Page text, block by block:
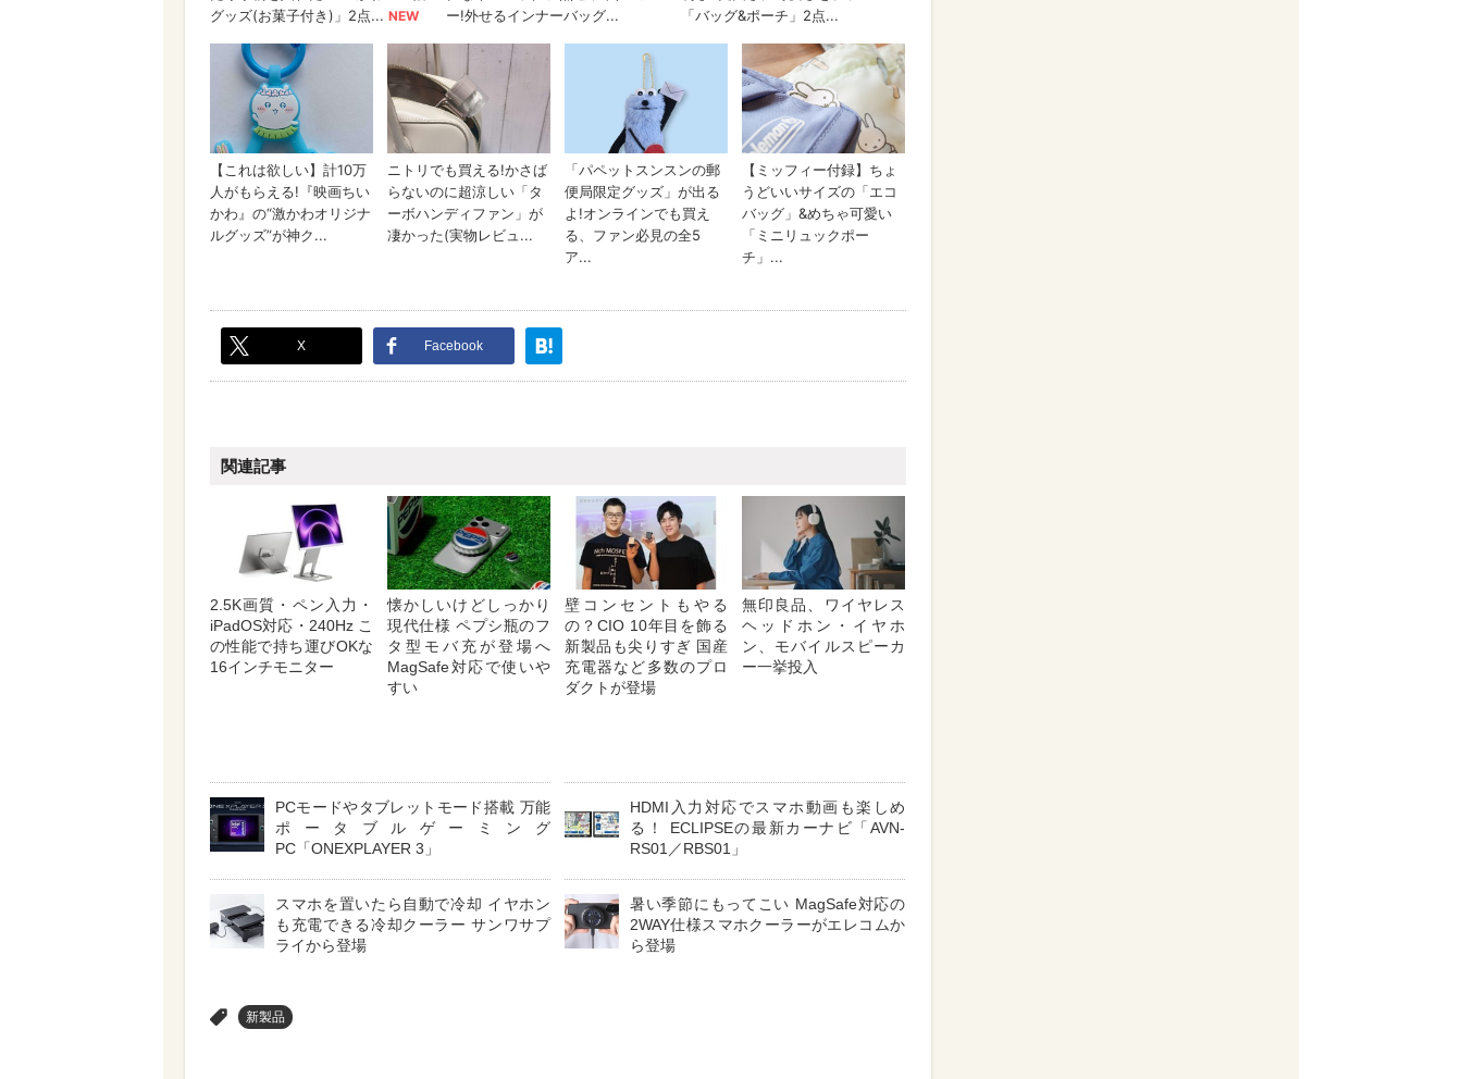
X Facebook
関連記事
2.5K画質・ペン入力・
iPadOS対応・240Hz こ
の性能で持ち運びOKな
16インチモニター
懐かしいけどしっかり
現代仕様 ペプシ瓶のフ
タ型モバ充が登場へ
MagSafe対応で使いや
すい
壁コンセントもやる
の？CIO 10年目を飾る
新製品も尖りすぎ 国産
充電器など多数のプロ
ダクトが登場
無印良品、ワイヤレス
ヘッドホン・イヤホ
ン、モバイルスピーカ
ー一挙投入
PCモードやタブレットモード搭載 万能
ポータブルゲーミング
PC「ONEXPLAYER 3」
HDMI入力対応でスマホ動画も楽しめ
る！ ECLIPSEの最新カーナビ「AVN-
RS01／RBS01」
スマホを置いたら自動で冷却 イヤホン
も充電できる冷却クーラー サンワサプ
ライから登場
暑い季節にもってこい MagSafe対応の
2WAY仕様スマホクーラーがエレコムか
ら登場
新製品